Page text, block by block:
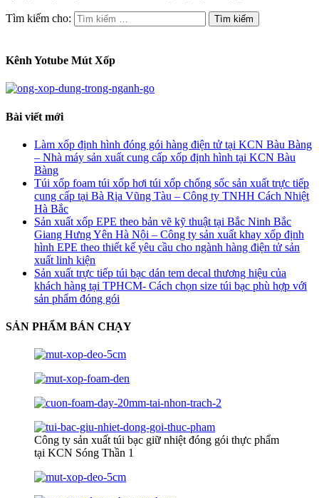
Tìm kiếm cho:
Kênh Yotube Mút Xốp
Bài viết mới
Làm xốp định hình đóng gói hàng điện tử tại KCN Bàu Bàng
– Nhà máy sản xuất cung cấp xốp định hình tại KCN Bàu
Bàng
Túi xốp foam túi xốp hơi túi xốp chống sốc sản xuất trực tiếp
cung cấp tại Bà Rịa Vũng Tàu – Công ty TNHH Cách Nhiệt
Hà Bắc
Sản xuất xốp EPE theo bản vẽ kỹ thuật tại Bắc Ninh Bắc
Giang Hưng Yên Hà Nội – Công ty sản xuất khay xốp định
hình EPE theo thiết kế yêu cầu cho ngành hàng điện tử sản
xuất linh kiện
Sản xuất trực tiếp túi bạc dán tem decal thương hiệu của
khách hàng tại TPHCM- Cách chọn size túi bạc phù hợp với
sản phẩm đóng gói
SẢN PHẨM BÁN CHẠY
Công ty sản xuất túi bạc giữ nhiệt đóng gói thực phẩm
tại KCN Sóng Thần 1